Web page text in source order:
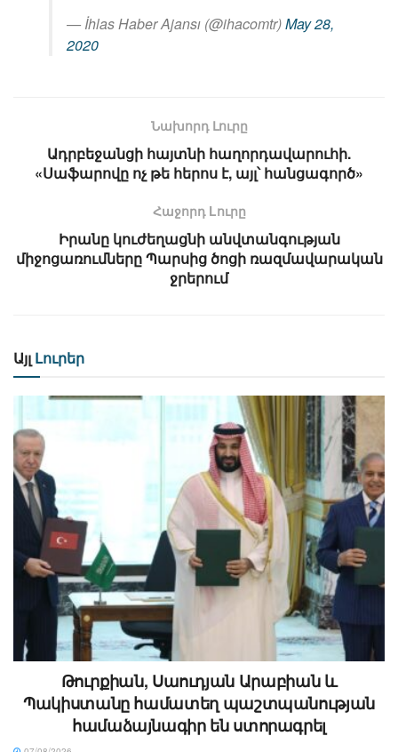
— İhlas Haber Ajansı (@ihacomtr)May 28,
2020
Նախորդ Լուրը
Ադրբեջանցի հայտնի հաղորդավարուհի.
«Սաֆարովը ոչ թե հերոս է, այլ՝ հանցագործ»
Հաջորդ Lուրը
Իրանը կուժեղացնի անվտանգության
միջոցառումները Պարսից ծոցի ռազմավարական
ջրերում
Այլ Լուրեր
Թուրքիան, Սաուդյան Արաբիան և
Պակիստանը համատեղ պաշտպանության
համաձայնագիր են ստորագրել